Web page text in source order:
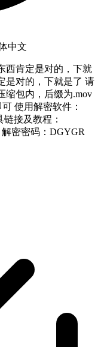
中文
西肯定是对的，下就
是对的，下就是了 请
缩包内，后缀为.mov
使用解密软件：
链接及教程：
解密密码：DGYGR